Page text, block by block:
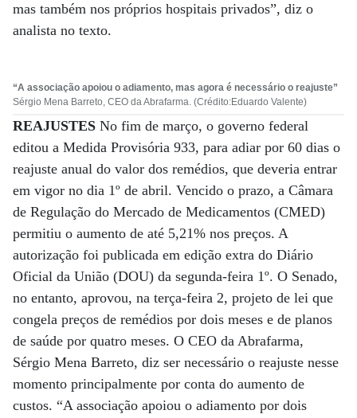
mas também nos próprios hospitais privados”, diz o
analista no texto.
“A associação apoiou o adiamento, mas agora é necessário o reajuste”
Sérgio Mena Barreto, CEO da Abrafarma. (Crédito:Eduardo Valente)
REAJUSTES No fim de março, o governo federal
editou a Medida Provisória 933, para adiar por 60 dias o
reajuste anual do valor dos remédios, que deveria entrar
em vigor no dia 1º de abril. Vencido o prazo, a Câmara
de Regulação do Mercado de Medicamentos (CMED)
permitiu o aumento de até 5,21% nos preços. A
autorização foi publicada em edição extra do Diário
Oficial da União (DOU) da segunda-feira 1º. O Senado,
no entanto, aprovou, na terça-feira 2, projeto de lei que
congela preços de remédios por dois meses e de planos
de saúde por quatro meses. O CEO da Abrafarma,
Sérgio Mena Barreto, diz ser necessário o reajuste nesse
momento principalmente por conta do aumento de
custos. “A associação apoiou o adiamento por dois